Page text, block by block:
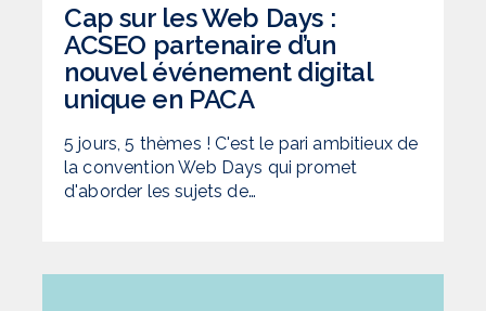
Cap sur les Web Days :
ACSEO partenaire d’un
nouvel événement digital
unique en PACA
5 jours, 5 thèmes ! C'est le pari ambitieux de
la convention Web Days qui promet
d'aborder les sujets de…